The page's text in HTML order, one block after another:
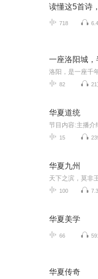
读懂这5首诗
718
82 21
华夏道统
节目内容:主播介
15
华夏九州
100
华夏美学
66
华夏传奇